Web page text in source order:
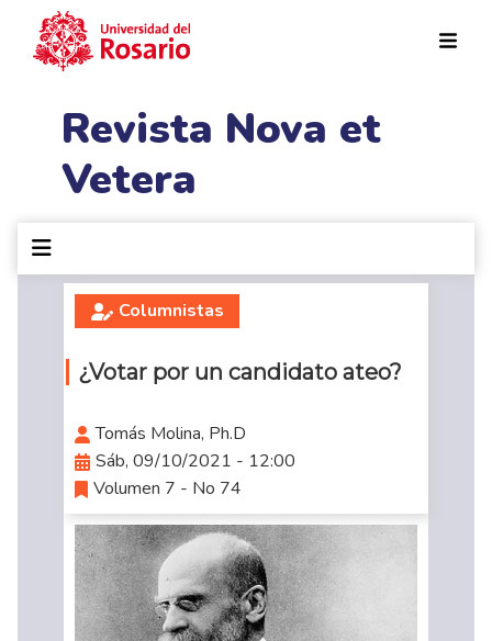
Revista Nova et
Vetera
Columnistas
¿Votar por un candidato ateo?
Tomás Molina, Ph.D
Sáb, 09/10/2021 - 12:00
Volumen 7 - No 74